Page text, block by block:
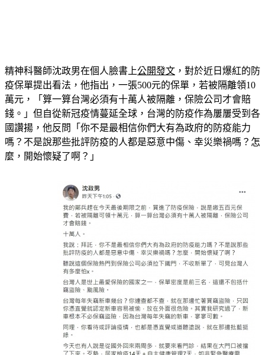
精神科醫師沈政男在個人臉書上公開發文 ，對於近日爆紅的防
疫保單提出看法，他指出，一張500元的保單，若被隔離領10
萬元，「算一算台灣必須有十萬人被隔離，保險公司才會賠
錢。」但自從新冠疫情蔓延全球，台灣的防疫作為屢屢受到各
國讚揚，他反問「你不是最相信你們大有為政府的防疫能力
嗎？不是說那些批評防疫的人都是惡意中傷、幸災樂禍嗎？怎
麼，開始懷疑了啊？」